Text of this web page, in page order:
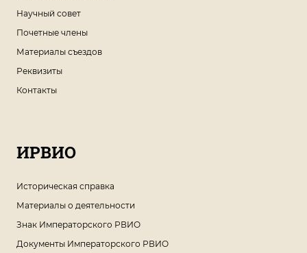
Научный совет
Почетные члены
Материалы съездов
Реквизиты
Контакты
ИРВИО
Историческая справка
Материалы о деятельности
Знак Императорского РВИО
Документы Императорского РВИО